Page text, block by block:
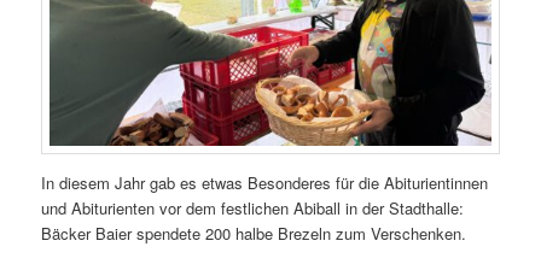
In diesem Jahr gab es etwas Besonderes für die Abiturientinnen
und Abiturienten vor dem festlichen Abiball in der Stadthalle:
Bäcker Baier spendete 200 halbe Brezeln zum Verschenken.